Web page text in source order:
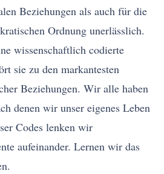
Beziehungen als auch für die
Ordnung unerlässlich.
wissenschaftlich codierte
sie zu den markantesten
Beziehungen. Wir alle haben
denen wir unser eigenes Leben
Codes lenken wir
aufeinander. Lernen wir das